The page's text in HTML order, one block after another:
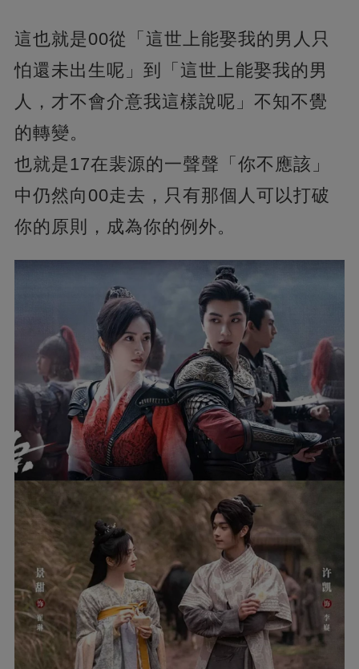
這也就是00從「這世上能娶我的男人只
怕還未出生呢」到「這世上能娶我的男
人，才不會介意我這樣說呢」不知不覺
的轉變。
也就是17在裴源的一聲聲「你不應該」
中仍然向00走去，只有那個人可以打破
你的原則，成為你的例外。